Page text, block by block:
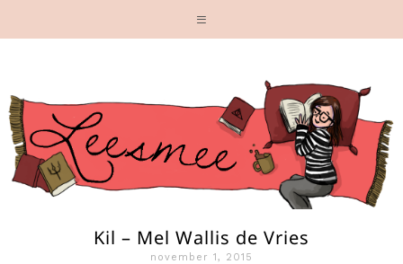
Kil – Mel Wallis de Vries
november 1, 2015